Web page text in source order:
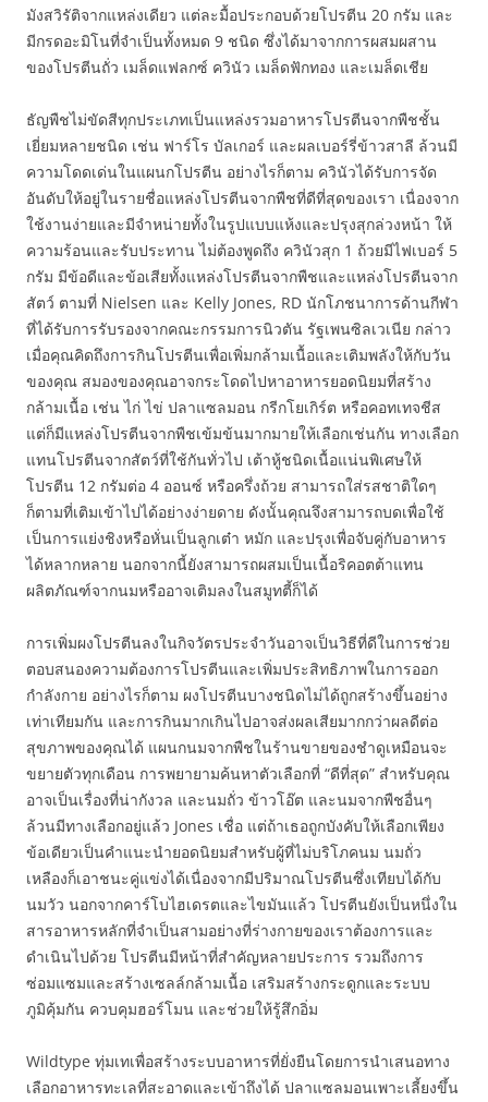
มังสวิรัติจากแหล่งเดียว แต่ละมื้อประกอบด้วยโปรตีน 20 กรัม และ
มีกรดอะมิโนที่จำเป็นทั้งหมด 9 ชนิด ซึ่งได้มาจากการผสมผสาน
ของโปรตีนถั่ว เมล็ดแฟลกซ์ ควินัว เมล็ดฟักทอง และเมล็ดเชีย
ธัญพืชไม่ขัดสีทุกประเภทเป็นแหล่งรวมอาหารโปรตีนจากพืชชั้น
เยี่ยมหลายชนิด เช่น ฟาร์โร บัลเกอร์ และผลเบอร์รี่ข้าวสาลี ล้วนมี
ความโดดเด่นในแผนกโปรตีน อย่างไรก็ตาม ควินัวได้รับการจัด
อันดับให้อยู่ในรายชื่อแหล่งโปรตีนจากพืชที่ดีที่สุดของเรา เนื่องจาก
ใช้งานง่ายและมีจำหน่ายทั้งในรูปแบบแห้งและปรุงสุกล่วงหน้า ให้
ความร้อนและรับประทาน ไม่ต้องพูดถึง ควินัวสุก 1 ถ้วยมีไฟเบอร์ 5
กรัม มีข้อดีและข้อเสียทั้งแหล่งโปรตีนจากพืชและแหล่งโปรตีนจาก
สัตว์ ตามที่ Nielsen และ Kelly Jones, RD นักโภชนาการด้านกีฬา
ที่ได้รับการรับรองจากคณะกรรมการนิวตัน รัฐเพนซิลเวเนีย กล่าว
เมื่อคุณคิดถึงการกินโปรตีนเพื่อเพิ่มกล้ามเนื้อและเติมพลังให้กับวัน
ของคุณ สมองของคุณอาจกระโดดไปหาอาหารยอดนิยมที่สร้าง
กล้ามเนื้อ เช่น ไก่ ไข่ ปลาแซลมอน กรีกโยเกิร์ต หรือคอทเทจชีส
แต่ก็มีแหล่งโปรตีนจากพืชเข้มข้นมากมายให้เลือกเช่นกัน ทางเลือก
แทนโปรตีนจากสัตว์ที่ใช้กันทั่วไป เต้าหู้ชนิดเนื้อแน่นพิเศษให้
โปรตีน 12 กรัมต่อ 4 ออนซ์ หรือครึ่งถ้วย สามารถใส่รสชาติใดๆ
ก็ตามที่เติมเข้าไปได้อย่างง่ายดาย ดังนั้นคุณจึงสามารถบดเพื่อใช้
เป็นการแย่งชิงหรือหั่นเป็นลูกเต๋า หมัก และปรุงเพื่อจับคู่กับอาหาร
ได้หลากหลาย นอกจากนี้ยังสามารถผสมเป็นเนื้อริคอตต้าแทน
ผลิตภัณฑ์จากนมหรืออาจเติมลงในสมูทตี้ก็ได้
การเพิ่มผงโปรตีนลงในกิจวัตรประจำวันอาจเป็นวิธีที่ดีในการช่วย
ตอบสนองความต้องการโปรตีนและเพิ่มประสิทธิภาพในการออก
กำลังกาย อย่างไรก็ตาม ผงโปรตีนบางชนิดไม่ได้ถูกสร้างขึ้นอย่าง
เท่าเทียมกัน และการกินมากเกินไปอาจส่งผลเสียมากกว่าผลดีต่อ
สุขภาพของคุณได้ แผนกนมจากพืชในร้านขายของชำดูเหมือนจะ
ขยายตัวทุกเดือน การพยายามค้นหาตัวเลือกที่ “ดีที่สุด” สำหรับคุณ
อาจเป็นเรื่องที่น่ากังวล และนมถั่ว ข้าวโอ๊ต และนมจากพืชอื่นๆ
ล้วนมีทางเลือกอยู่แล้ว Jones เชื่อ แต่ถ้าเธอถูกบังคับให้เลือกเพียง
ข้อเดียวเป็นคำแนะนำยอดนิยมสำหรับผู้ที่ไม่บริโภคนม นมถั่ว
เหลืองก็เอาชนะคู่แข่งได้เนื่องจากมีปริมาณโปรตีนซึ่งเทียบได้กับ
นมวัว นอกจากคาร์โบไฮเดรตและไขมันแล้ว โปรตีนยังเป็นหนึ่งใน
สารอาหารหลักที่จำเป็นสามอย่างที่ร่างกายของเราต้องการและ
ดำเนินไปด้วย โปรตีนมีหน้าที่สำคัญหลายประการ รวมถึงการ
ซ่อมแซมและสร้างเซลล์กล้ามเนื้อ เสริมสร้างกระดูกและระบบ
ภูมิคุ้มกัน ควบคุมฮอร์โมน และช่วยให้รู้สึกอิ่ม
Wildtype ทุ่มเทเพื่อสร้างระบบอาหารที่ยั่งยืนโดยการนำเสนอทาง
เลือกอาหารทะเลที่สะอาดและเข้าถึงได้ ปลาแซลมอนเพาะเลี้ยงขึ้น